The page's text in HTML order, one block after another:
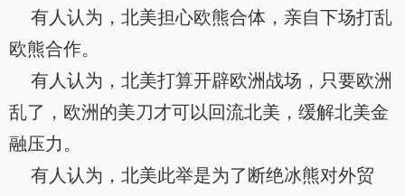
有人认为，北美担心欧熊合体，亲自下场打乱
欧熊合作。
有人认为，北美打算开辟欧洲战场，只要欧洲
乱了，欧洲的美刀才可以回流北美，缓解北美金
融压力。
有人认为，北美此举是为了断绝冰熊对外贸